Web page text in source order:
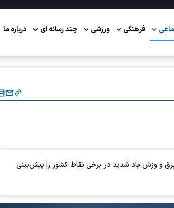
فرهنگی ورزشی چند رسانه ای درباره ما
برق و وزش باد شدید در برخی نقاط کشور را پیش‌بینی